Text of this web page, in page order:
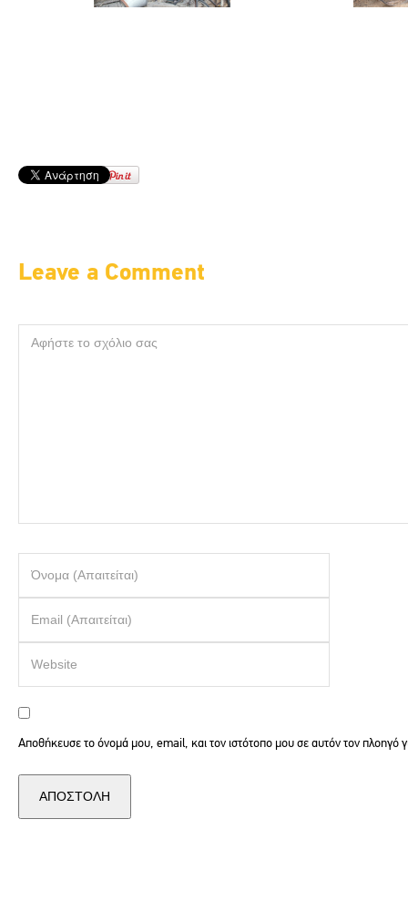
Leave a Comment
Αποθήκευσε το όνομά μου, email, και τον ιστότοπο μου σε αυτόν τον πλοηγό